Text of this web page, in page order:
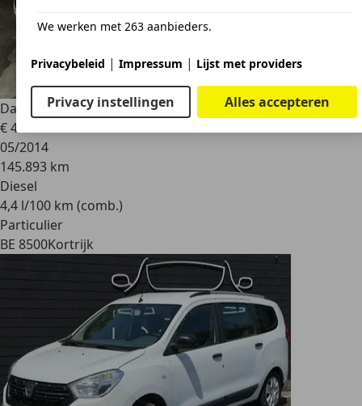
Dacia Lodgy1.5 dCi - 7pl.
€ 4.750
05/2014
145.893 km
Diesel
4,4 l/100 km (comb.)
Particulier
BE 8500Kortrijk
We werken met 263 aanbieders.
Privacybeleid | Impressum | Lijst met providers
Privacy instellingen Alles accepteren